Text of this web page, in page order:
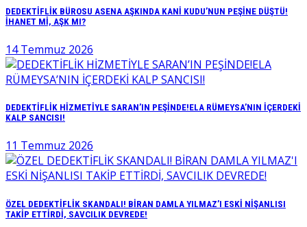
DEDEKTİFLİK BÜROSU ASENA AŞKINDA KANİ KUDU’NUN PEŞİNE DÜŞTÜ!
İHANET Mİ, AŞK MI?
14 Temmuz 2026
DEDEKTİFLİK HİZMETİYLE SARAN’IN PEŞİNDE!ELA RÜMEYSA’NIN İÇERDEKİ
KALP SANCISI!
11 Temmuz 2026
ÖZEL DEDEKTİFLİK SKANDALI! BİRAN DAMLA YILMAZ’I ESKİ NİŞANLISI
TAKİP ETTİRDİ, SAVCILIK DEVREDE!